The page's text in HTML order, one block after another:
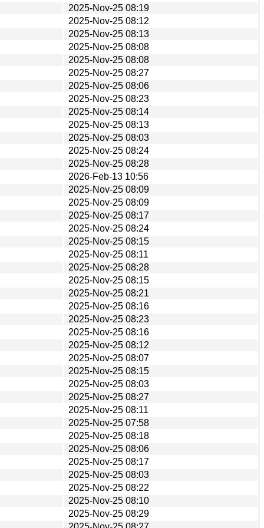
2025-Nov-25 08:19
2025-Nov-25 08:12
2025-Nov-25 08:13
2025-Nov-25 08:08
2025-Nov-25 08:08
2025-Nov-25 08:27
2025-Nov-25 08:06
2025-Nov-25 08:23
2025-Nov-25 08:14
2025-Nov-25 08:13
2025-Nov-25 08:03
2025-Nov-25 08:24
2025-Nov-25 08:28
2026-Feb-13 10:56
2025-Nov-25 08:09
2025-Nov-25 08:09
2025-Nov-25 08:17
2025-Nov-25 08:24
2025-Nov-25 08:15
2025-Nov-25 08:11
2025-Nov-25 08:28
2025-Nov-25 08:15
2025-Nov-25 08:21
2025-Nov-25 08:16
2025-Nov-25 08:23
2025-Nov-25 08:16
2025-Nov-25 08:12
2025-Nov-25 08:07
2025-Nov-25 08:15
2025-Nov-25 08:03
2025-Nov-25 08:27
2025-Nov-25 08:11
2025-Nov-25 07:58
2025-Nov-25 08:18
2025-Nov-25 08:06
2025-Nov-25 08:17
2025-Nov-25 08:03
2025-Nov-25 08:22
2025-Nov-25 08:10
2025-Nov-25 08:29